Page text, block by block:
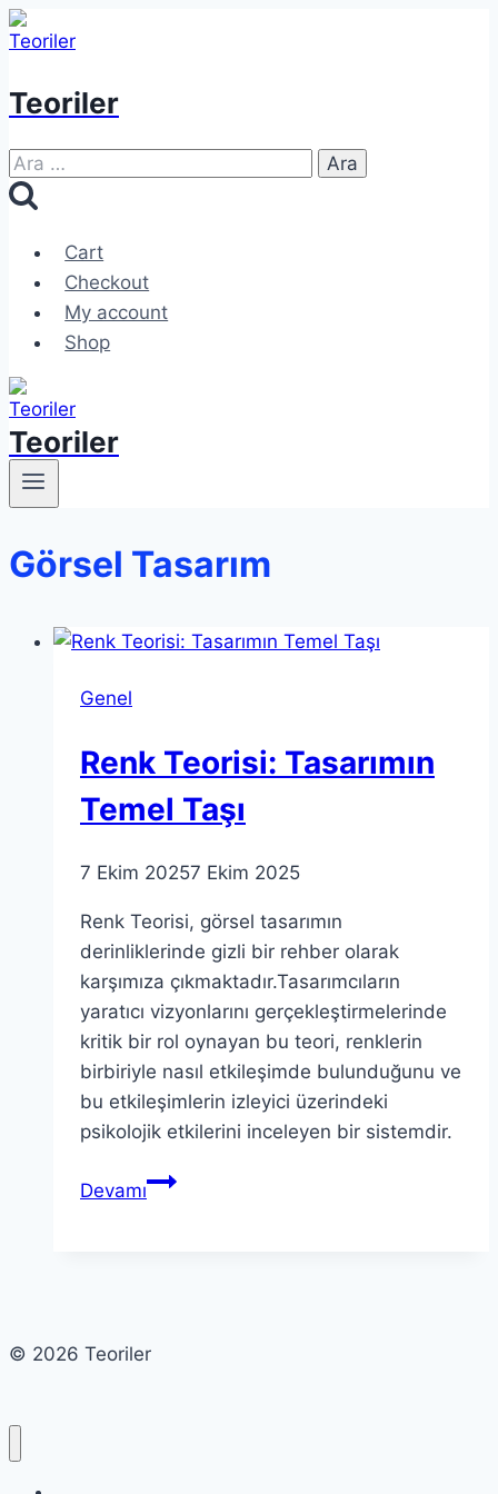
Skip
to
Teoriler
Arama:
Cart
Checkout
My account
Shop
Teoriler
Görsel Tasarım
Genel
Renk Teorisi: Tasarımın
Temel Taşı
7 Ekim 20257 Ekim 2025
Renk Teorisi, görsel tasarımın
derinliklerinde gizli bir rehber olarak
karşımıza çıkmaktadır.Tasarımcıların
yaratıcı vizyonlarını gerçekleştirmelerinde
kritik bir rol oynayan bu teori, renklerin
birbiriyle nasıl etkileşimde bulunduğunu ve
bu etkileşimlerin izleyici üzerindeki
psikolojik etkilerini inceleyen bir sistemdir.
DevamıRenk
© 2026 Teoriler